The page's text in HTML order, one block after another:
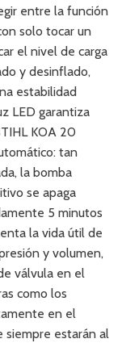
entre la función
solo tocar un
el nivel de carga
y desinflado,
estabilidad
LED garantiza
KOA 20
tan
la bomba
se apaga
5 minutos
la vida útil de
y volumen,
válvula en el
como los
en el
siempre estarán al